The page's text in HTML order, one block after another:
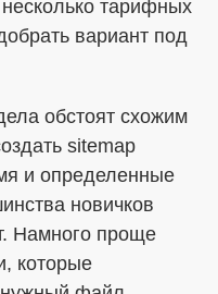
тарифных
вариант под
обстоят схожим
sitemap
и определенные
новичков
Намного проще
которые